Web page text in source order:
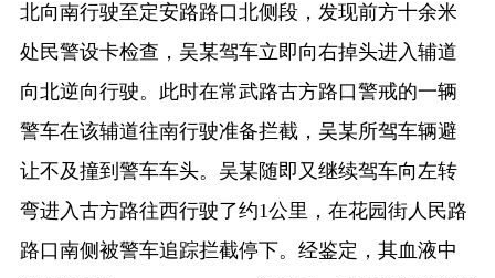
北向南行驶至定安路路口北侧段，发现前方十余米
处民警设卡检查，吴某驾车立即向右掉头进入辅道
向北逆向行驶。此时在常武路古方路口警戒的一辆
警车在该辅道往南行驶准备拦截，吴某所驾车辆避
让不及撞到警车车头。吴某随即又继续驾车向左转
弯进入古方路往西行驶了约1公里，在花园街人民路
路口南侧被警车追踪拦截停下。经鉴定，其血液中